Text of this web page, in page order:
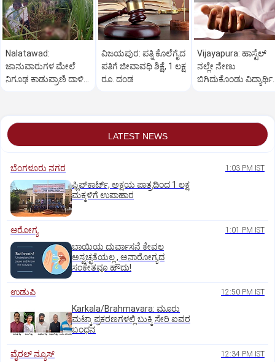
Nalatawad:
ಜಾನುವಾರುಗಳ ಮೇಲೆ
ನಿಗೂಢ ಕಾಡುಪ್ರಾಣಿ ದಾಳಿ,
ವಿಜಯಪುರ: ಪತ್ನಿ ಕೊಲೆಗೈದ
ಪತಿಗೆ ಜೀವಾವಧಿ ಶಿಕ್ಷೆ, 1 ಲಕ್ಷ
ರೂ. ದಂಡ
Vijayapura: ಹಾಸ್ಟೆಲ್
ನಲ್ಲೇ ನೇಣು
ಬಿಗಿದುಕೊಂಡು ವಿದ್ಯಾರ್ಥಿ
LATEST NEWS
ಬೆಂಗಳೂರು ನಗರ 1:03 PM IST
ಫ್ಲಿಪ್‌ಕಾರ್ಟ್‌, ಅಕ್ಷಯ ಪಾತ್ರದಿಂದ 1 ಲಕ್ಷ
ಮಕ್ಕಳಿಗೆ ಉಪಾಹಾರ
ಆರೋಗ್ಯ 1:01 PM IST
ಬಾಯಿಯ ದುರ್ವಾಸನೆ ಕೇವಲ
ಅಸ್ವಚ್ಛತೆಯಲ್ಲ , ಅನಾರೋಗ್ಯದ
ಸಂಕೇತವೂ ಹೌದು!
ಉಡುಪಿ 12:50 PM IST
Karkala/Brahmavara: ಮೂರು
ಮಟ್ಕಾ ಪ್ರಕರಣಗಳಲ್ಲಿ ಬುಕ್ಕಿ ಸೇರಿ ಐವರ
ಬಂಧನ
ವೈರಲ್ ನ್ಯೂಸ್ 12:34 PM IST